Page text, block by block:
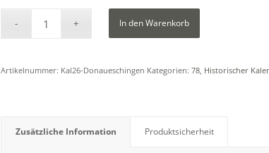
In den Warenkorb
Artikelnummer: Kal26-Donaueschingen Kategorien:78, Historischer
Zusätzliche Information Produktsicherheit